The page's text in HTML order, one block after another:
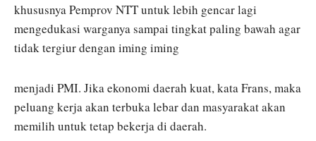
khususnya Pemprov NTT untuk lebih gencar lagi
mengedukasi warganya sampai tingkat paling bawah agar
tidak tergiur dengan iming iming
menjadi PMI. Jika ekonomi daerah kuat, kata Frans, maka
peluang kerja akan terbuka lebar dan masyarakat akan
memilih untuk tetap bekerja di daerah.